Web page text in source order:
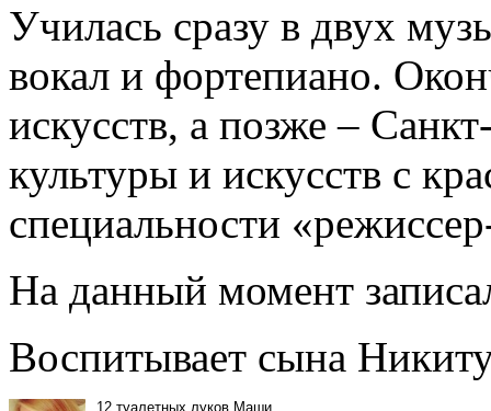
Училась сразу в двух
вокал и фортепиано.
искусств, а позже –
культуры и искусств с
специальности
На данный момент
Воспитывает сына